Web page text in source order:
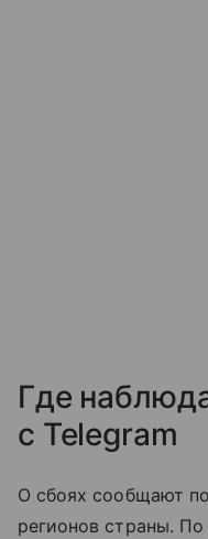
Где
с Telegram
О сбоях сообщают
регионов страны.